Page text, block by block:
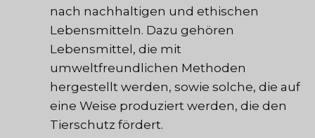
nach nachhaltigen und ethischen
Lebensmitteln. Dazu gehören
Lebensmittel, die mit
umweltfreundlichen Methoden
hergestellt werden, sowie solche, die auf
eine Weise produziert werden, die den
Tierschutz fördert.